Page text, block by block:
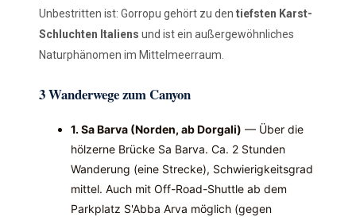
Unbestritten ist: Gorropu gehört zu den tiefsten Karst-
Schluchten Italiens und ist ein außergewöhnliches
Naturphänomen im Mittelmeerraum.
3 Wanderwege zum Canyon
1. Sa Barva (Norden, ab Dorgali) — Über die
hölzerne Brücke Sa Barva. Ca. 2 Stunden
Wanderung (eine Strecke), Schwierigkeitsgrad
mittel. Auch mit Off-Road-Shuttle ab dem
Parkplatz S'Abba Arva möglich (gegen